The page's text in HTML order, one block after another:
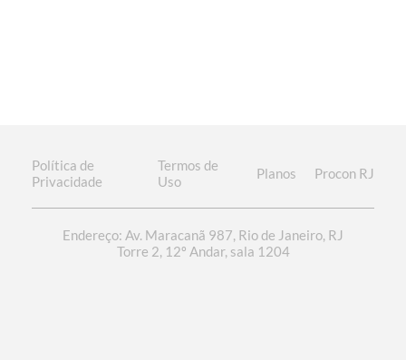
Política de
Privacidade
Termos de
Uso
Planos Procon RJ
Endereço: Av. Maracanã 987, Rio de Janeiro, RJ
Torre 2, 12º Andar, sala 1204